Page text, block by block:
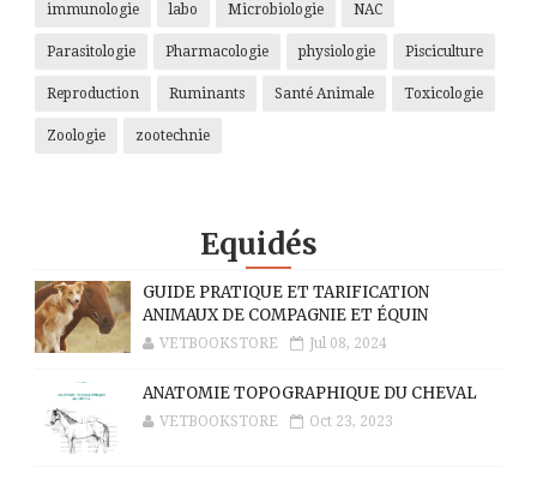
immunologie labo Microbiologie NAC
Parasitologie Pharmacologie physiologie Pisciculture
Reproduction Ruminants Santé Animale Toxicologie
Zoologie zootechnie
Equidés
GUIDE PRATIQUE ET TARIFICATION
ANIMAUX DE COMPAGNIE ET ÉQUIN
VETBOOKSTORE Jul 08, 2024
ANATOMIE TOPOGRAPHIQUE DU CHEVAL
VETBOOKSTORE Oct 23, 2023